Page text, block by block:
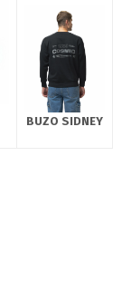
BUZO SIDNEY